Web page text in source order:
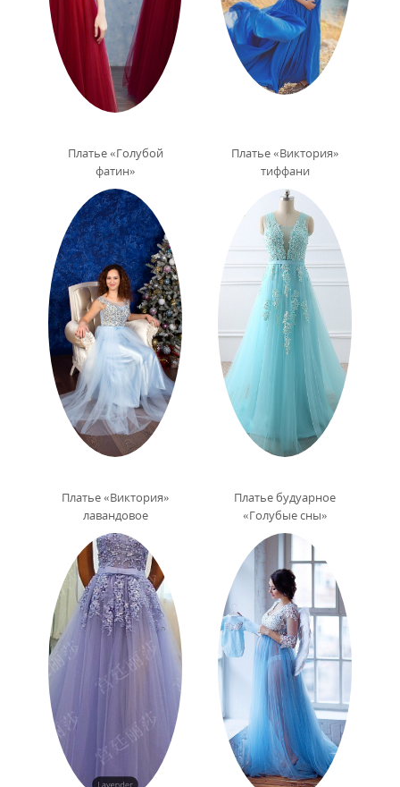
Платье «Голубой
фатин»
Платье «Виктория»
тиффани
Платье «Виктория»
лавандовое
Платье будуарное
«Голубые сны»